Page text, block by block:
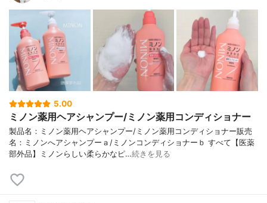
5.00
ミノン薬用ヘアシャンプー/ミノン薬用コンディショナー
製品名：ミノン薬用ヘアシャンプー/ミノン薬用コンディショナー販売
名：ミノンへアシャンプーａ/ミノンコンディショナーｂ すべて【医薬
部外品】ミノンらしい柔らかなピ…続きを見る